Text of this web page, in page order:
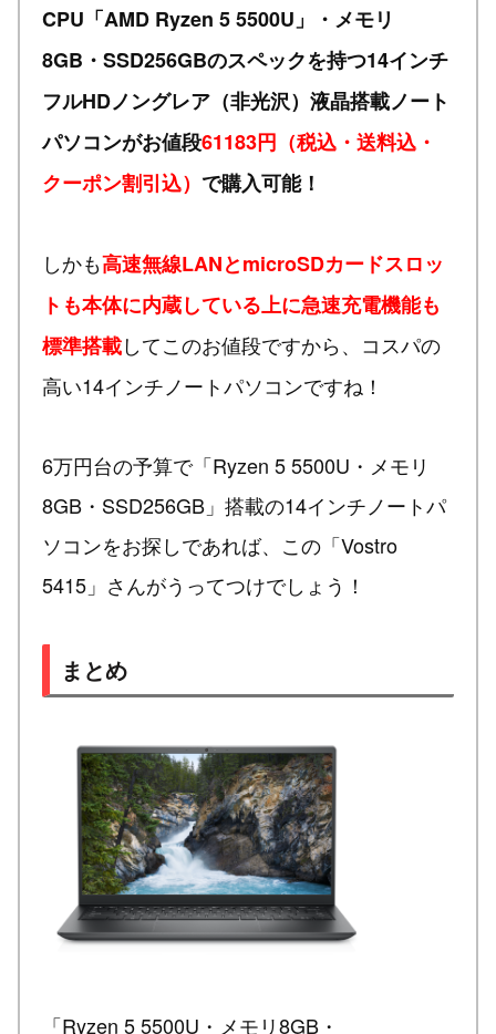
CPU「AMD Ryzen 5 5500U」・メモリ
8GB・SSD256GBのスペックを持つ14インチ
フルHDノングレア（非光沢）液晶搭載ノート
パソコンがお値段61183円（税込・送料込・
クーポン割引込） で購入可能！
しかも高速無線LANとmicroSDカードスロッ
トも本体に内蔵している上に急速充電機能も
標準搭載してこのお値段ですから、コスパの
高い14インチノートパソコンですね！
6万円台の予算で「Ryzen 5 5500U・メモリ
8GB・SSD256GB」搭載の14インチノートパ
ソコンをお探しであれば、この「Vostro
5415」さんがうってつけでしょう！
まとめ
「Ryzen 5 5500U・メモリ8GB・